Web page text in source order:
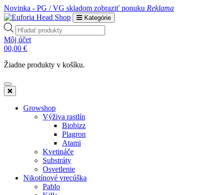
Novinka - PG / VG skladom zobraziť ponuku Reklama
Kategórie
Products
search
Môj účet
00,00 €
Žiadne produkty v košíku.
Growshop
Výživa rastlín
Biobizz
Plagron
Atami
Kvetináče
Substráty
Osvetlenie
Nikotínové vrecúška
Pablo